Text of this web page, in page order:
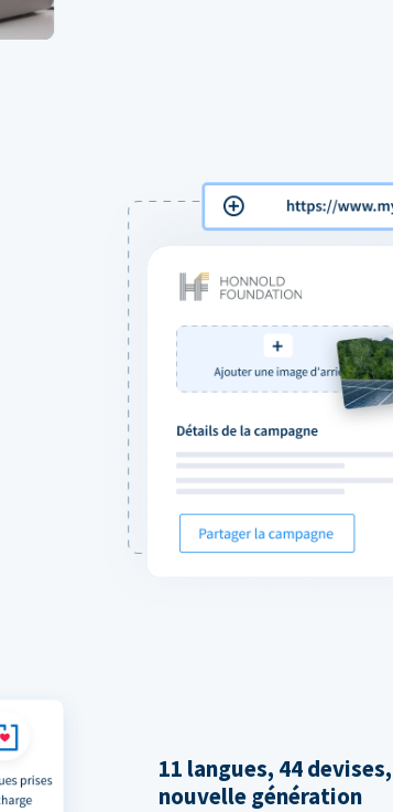
11 langues, 44
nouvelle génération